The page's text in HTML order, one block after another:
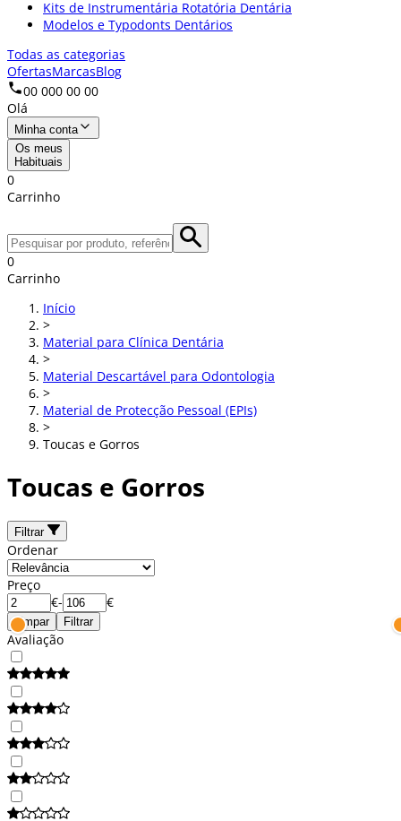
Kits de Instrumentária Rotatória Dentária
Modelos e Typodonts Dentários
Todas as categorias
OfertasMarcasBlog
00 000 00 00
Olá
Minha conta
Os meus
Habituais
0
Carrinho
0
Carrinho
Início
>
Material para Clínica Dentária
>
Material Descartável para Odontologia
>
Material de Protecção Pessoal (EPIs)
>
Toucas e Gorros
Toucas e Gorros
Filtrar
Ordenar
Preço
€- €
Limpar Filtrar
Avaliação